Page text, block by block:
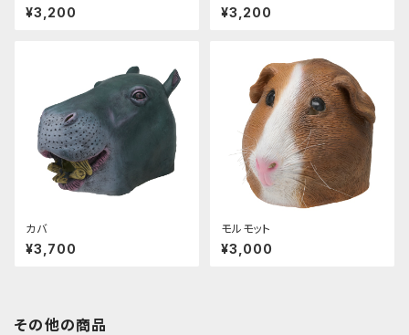
¥3,200 ¥3,200
カバ
¥3,700
モルモット
¥3,000
その他の商品